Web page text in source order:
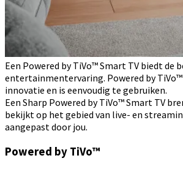
Een Powered by TiVo™ Smart TV biedt de
entertainmentervaring. Powered by
innovatie en is eenvoudig te gebruiken.
Een Sharp Powered by TiVo™ Smart TV
bekijkt op het gebied van live- en
aangepast door jou.
Powered by TiVo™